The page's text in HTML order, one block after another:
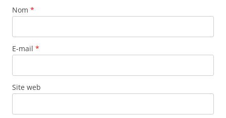
Nom *
E-mail *
Site web